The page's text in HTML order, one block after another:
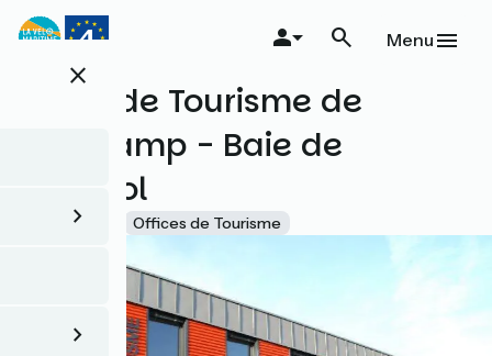
Aller
au
principalclose
Menu
Office de Tourisme de
Guingamp - Baie de
Paimpol
Accueil Vélo Offices de Tourisme